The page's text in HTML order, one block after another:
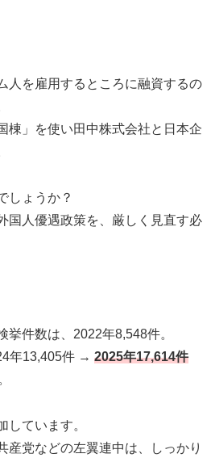
人を雇用するところに融資するの
棟」を使い田中株式会社と日本企
しょうか？
国人優遇政策を、厳しく見直す必
挙件数は、2022年8,548件。
年13,405件 → 2025年17,614件
。
しています。
産党などの左翼連中は、しっかり